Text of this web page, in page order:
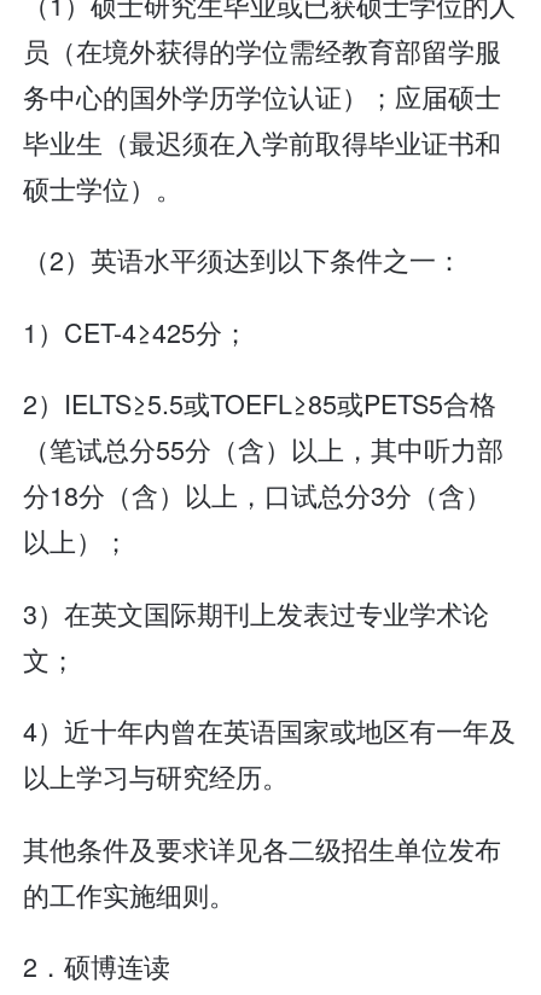
员（在境外获得的学位需经教育部留学服
务中心的国外学历学位认证）；应届硕士
毕业生（最迟须在入学前取得毕业证书和
硕士学位）。
（2）英语水平须达到以下条件之一：
1）CET-4≥425分；
2）IELTS≥5.5或TOEFL≥85或PETS5合格
（笔试总分55分（含）以上，其中听力部
分18分（含）以上，口试总分3分（含）
以上）；
3）在英文国际期刊上发表过专业学术论
文；
4）近十年内曾在英语国家或地区有一年及
以上学习与研究经历。
其他条件及要求详见各二级招生单位发布
的工作实施细则。
2．硕博连读